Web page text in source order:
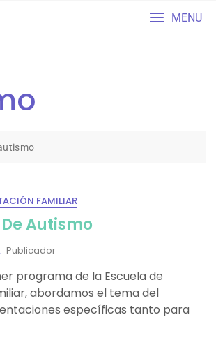
MENU
FAMILIAR
Autismo
Publicador
programa de la Escuela de
abordamos el tema del
específicas tanto para